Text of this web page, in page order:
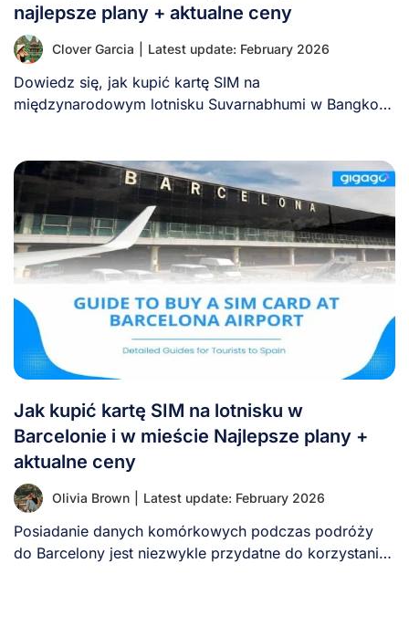
najlepsze plany + aktualne ceny
Clover Garcia Latest update: February 2026
Dowiedz się, jak kupić kartę SIM na
międzynarodowym lotnisku Suvarnabhumi w Bangkoku
Jak kupić kartę SIM na lotnisku w
Barcelonie i w mieście Najlepsze plany +
aktualne ceny
Olivia Brown Latest update: February 2026
Posiadanie danych komórkowych podczas podróży
do Barcelony jest niezwykle przydatne do korzystania